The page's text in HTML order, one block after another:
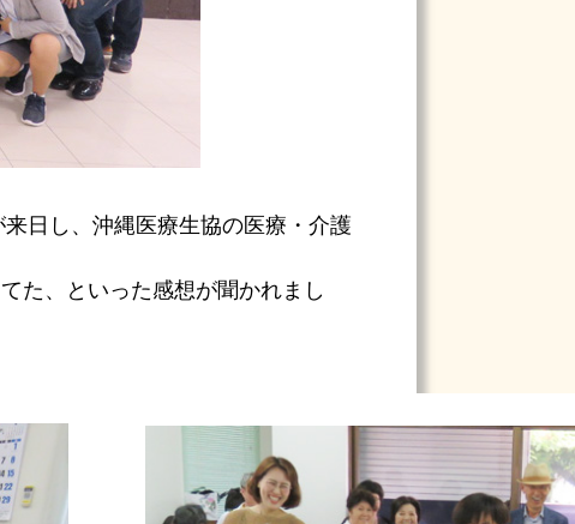
日し、沖縄医療生協の医療・介護
た、といった感想が聞かれまし